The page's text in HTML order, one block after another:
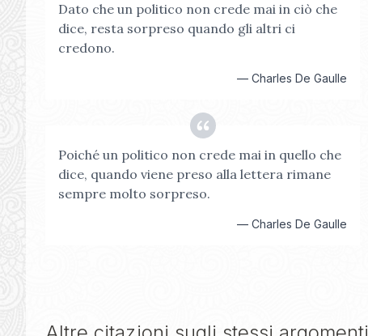
Dato che un politico non crede mai in ciò che
dice, resta sorpreso quando gli altri ci
credono.
—Charles De Gaulle
Poiché un politico non crede mai in quello che
dice, quando viene preso alla lettera rimane
sempre molto sorpreso.
—Charles De Gaulle